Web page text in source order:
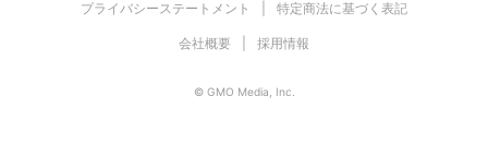
プライバシーステートメント 特定商法に基づく表記
会社概要 採用情報
© GMO Media, Inc.